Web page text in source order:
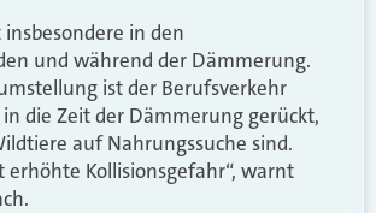
in den
und während der Dämmerung.
ist der Berufsverkehr
die Zeit der Dämmerung gerückt,
auf Nahrungssuche sind.
erhöhte Kollisionsgefahr“, warnt